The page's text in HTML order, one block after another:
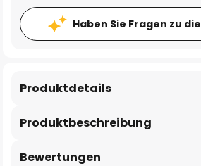
Haben Sie Fragen zu
Produktbeschreibung
Produktdetails
Bewertungen